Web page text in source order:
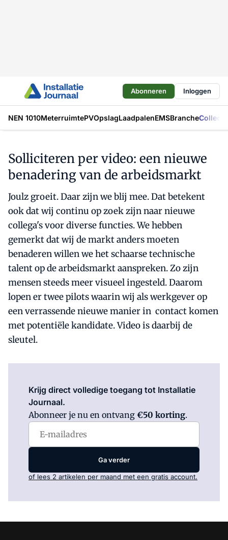
Abonneren Inloggen
NEN 1010MeterruimtePVOpslagLaadpalenEMSBranche
Solliciteren per video: een nieuwe
benadering van de arbeidsmarkt
Joulz groeit. Daar zijn we blij mee. Dat betekent
ook dat wij continu op zoek zijn naar nieuwe
collega's voor diverse functies. We hebben
gemerkt dat wij de markt anders moeten
benaderen willen we het schaarse technische
talent op de arbeidsmarkt aanspreken. Zo zijn
mensen steeds meer visueel ingesteld. Daarom
lopen er twee pilots waarin wij als werkgever op
een verrassende nieuwe manier in contact komen
met potentiële kandidate. Video is daarbij de
sleutel.
Krijg direct volledige toegang tot Installatie
Journaal.
Abonneer je nu en ontvang €50 korting.
Ga verder
of lees 2 artikelen per maand met een gratis account.